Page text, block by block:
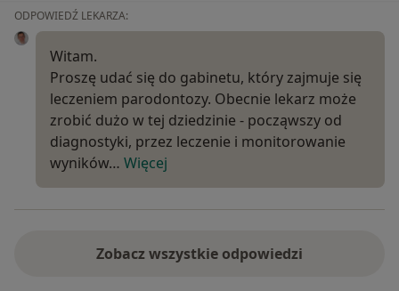
ODPOWIEDŹ LEKARZA:
Witam.
Proszę udać się do gabinetu, który zajmuje się
leczeniem parodontozy. Obecnie lekarz może
zrobić dużo w tej dziedzinie - począwszy od
diagnostyki, przez leczenie i monitorowanie
wyników… Więcej
Zobacz wszystkie odpowiedzi